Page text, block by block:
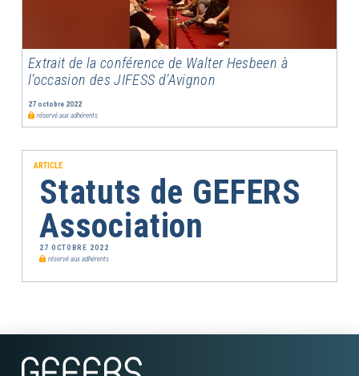
Extrait de la conférence de Walter Hesbeen à
l’occasion des JIFESS d’Avignon
27 octobre 2022
réservé aux adhérents
ARTICLE
Statuts de GEFERS
Association
27 OCTOBRE 2022
réservé aux adhérents